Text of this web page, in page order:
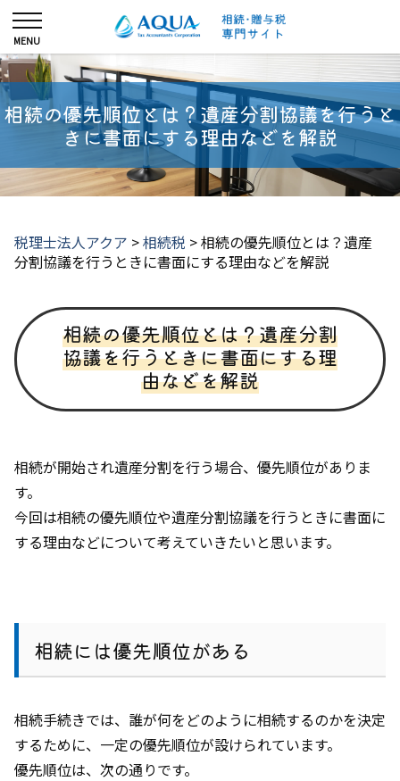
相続の優先順位とは？遺産分割協議を行うと
きに書面にする理由などを解説
税理士法人アクア >相続税 >相続の優先順位とは？遺産
分割協議を行うときに書面にする理由などを解説
相続の優先順位とは？遺産分割
協議を行うときに書面にする理
由などを解説
相続が開始され遺産分割を行う場合、優先順位がありま
す。
今回は相続の優先順位や遺産分割協議を行うときに書面に
する理由などについて考えていきたいと思います。
相続には優先順位がある
相続手続きでは、誰が何をどのように相続するのかを決定
するために、一定の優先順位が設けられています。
優先順位は、次の通りです。